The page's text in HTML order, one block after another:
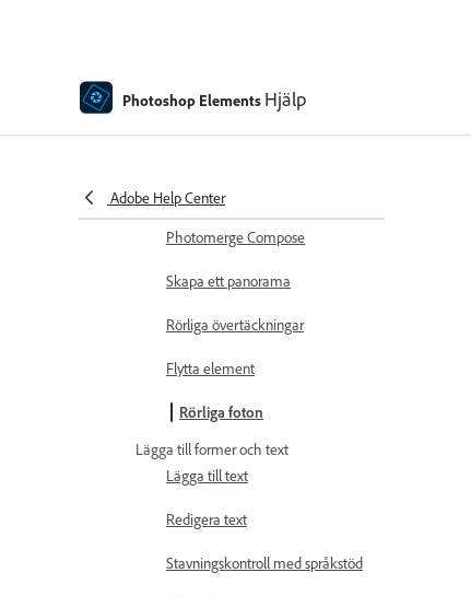
Photoshop Elements Hjälp
Adobe Help Center
bearbeta foton
Photomerge Compose
Skapa ett panorama
Rörliga övertäckningar
Flytta element
Rörliga foton
Lägga till former och text
Lägga till text
Redigera text
Stavningskontroll med språkstöd